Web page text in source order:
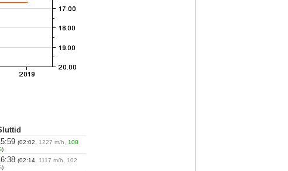
(02:02, 1227 m/h, 108
)
(02:14, 1117 m/h, 102
)